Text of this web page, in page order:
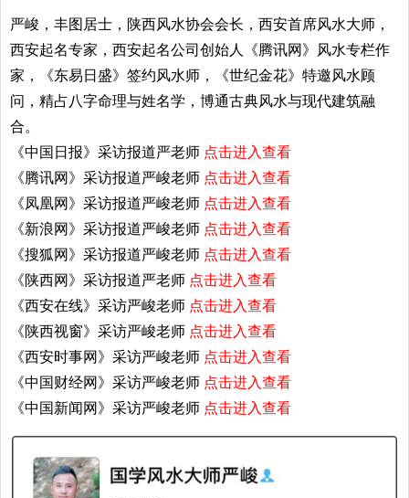
严峻，丰图居士，陕西风水协会会长，西安首席风水大师，
西安起名专家，西安起名公司创始人《腾讯网》风水专栏作
家，《东易日盛》签约风水师，《世纪金花》特邀风水顾
问，精占八字命理与姓名学，博通古典风水与现代建筑融
合。
《中国日报》采访报道严老师 点击进入查看
《腾讯网》采访报道严峻老师 点击进入查看
《凤凰网》采访报道严峻老师 点击进入查看
《新浪网》采访报道严峻老师 点击进入查看
《搜狐网》采访报道严峻老师 点击进入查看
《陕西网》采访报道严老师 点击进入查看
《西安在线》采访严峻老师 点击进入查看
《陕西视窗》采访严峻老师 点击进入查看
《西安时事网》采访严峻老师 点击进入查看
《中国财经网》采访严峻老师 点击进入查看
《中国新闻网》采访严峻老师 点击进入查看